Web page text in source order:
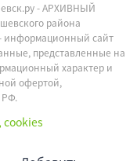
- АРХИВНЫЙ
района
информационный сайт
представленные на
характер и
офертой,
РФ.
cookies